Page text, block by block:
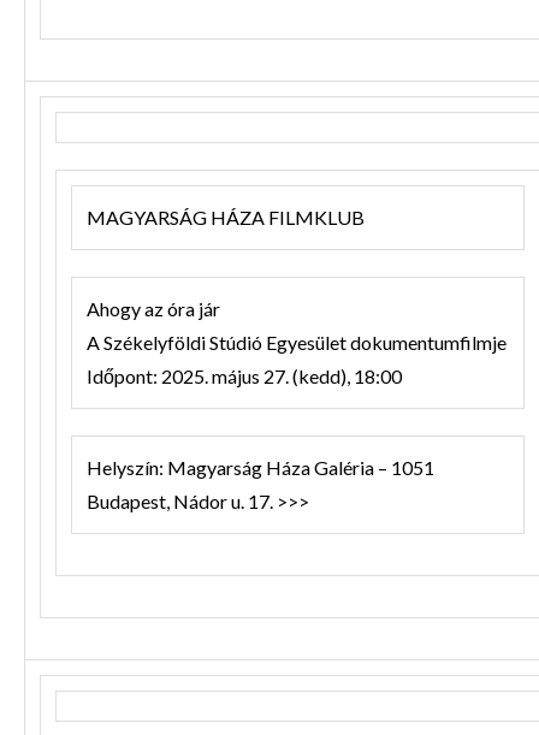
MAGYARSÁG HÁZA FILMKLUB
Ahogy az óra jár
A Székelyföldi Stúdió Egyesület dokumentumfilmje
Időpont: 2025. május 27. (kedd), 18:00
Helyszín: Magyarság Háza Galéria – 1051
Budapest, Nádor u. 17. >>>